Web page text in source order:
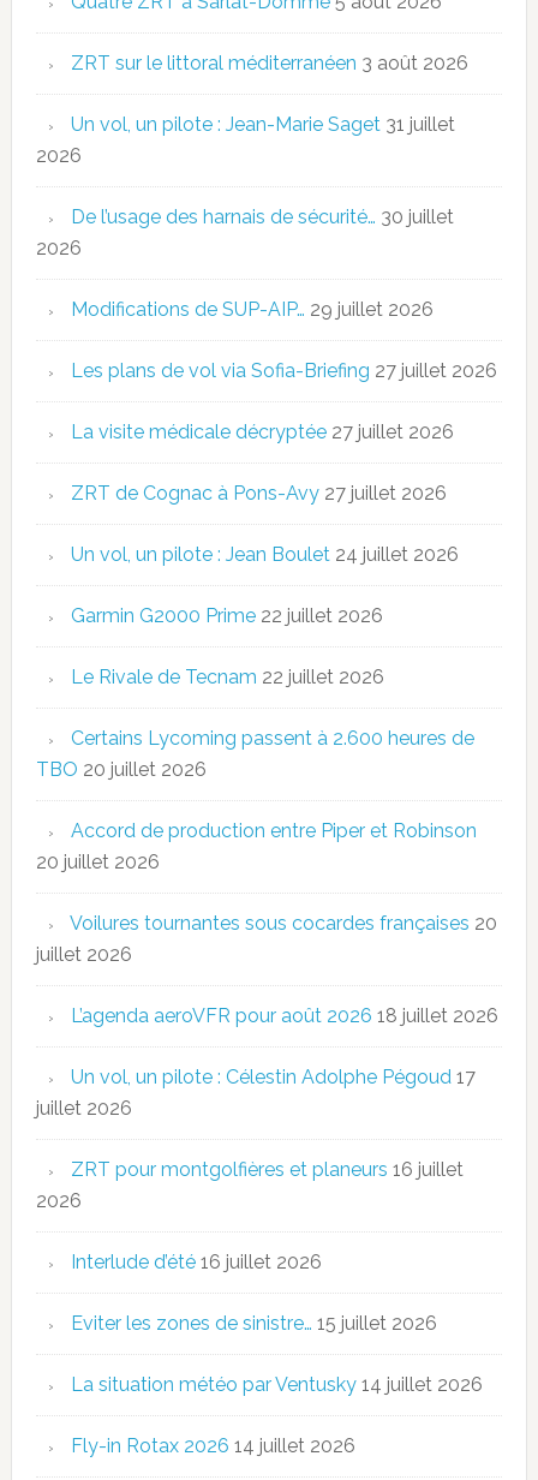
ZRT sur le littoral méditerranéen 3 août 2026
Un vol, un pilote : Jean-Marie Saget 31 juillet
2026
De l’usage des harnais de sécurité… 30 juillet
2026
Modifications de SUP-AIP… 29 juillet 2026
Les plans de vol via Sofia-Briefing 27 juillet 2026
La visite médicale décryptée 27 juillet 2026
ZRT de Cognac à Pons-Avy 27 juillet 2026
Un vol, un pilote : Jean Boulet 24 juillet 2026
Garmin G2000 Prime 22 juillet 2026
Le Rivale de Tecnam 22 juillet 2026
Certains Lycoming passent à 2.600 heures de
TBO 20 juillet 2026
Accord de production entre Piper et Robinson
20 juillet 2026
Voilures tournantes sous cocardes françaises 20
juillet 2026
L’agenda aeroVFR pour août 2026 18 juillet 2026
Un vol, un pilote : Célestin Adolphe Pégoud 17
juillet 2026
ZRT pour montgolfières et planeurs 16 juillet
2026
Interlude d’été 16 juillet 2026
Eviter les zones de sinistre… 15 juillet 2026
La situation météo par Ventusky 14 juillet 2026
Fly-in Rotax 2026 14 juillet 2026